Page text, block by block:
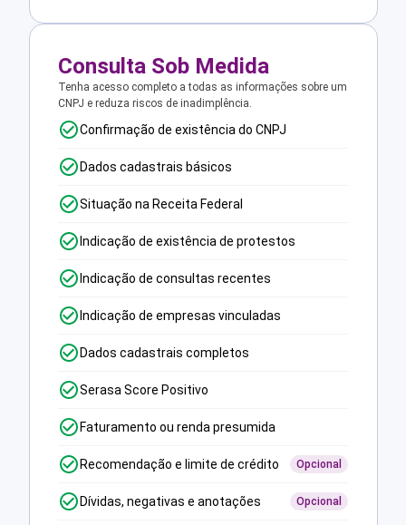
Consulta Sob Medida
Tenha acesso completo a todas as informações sobre um
CNPJ e reduza riscos de inadimplência.
Confirmação de existência do CNPJ
Dados cadastrais básicos
Situação na Receita Federal
Indicação de existência de protestos
Indicação de consultas recentes
Indicação de empresas vinculadas
Dados cadastrais completos
Serasa Score Positivo
Faturamento ou renda presumida
Recomendação e limite de crédito Opcional
Dívidas, negativas e anotações Opcional